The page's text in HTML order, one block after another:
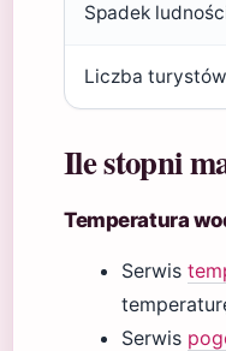
Spadek
Liczba
Ile stopni
Temperatura
Serwis
Serwis